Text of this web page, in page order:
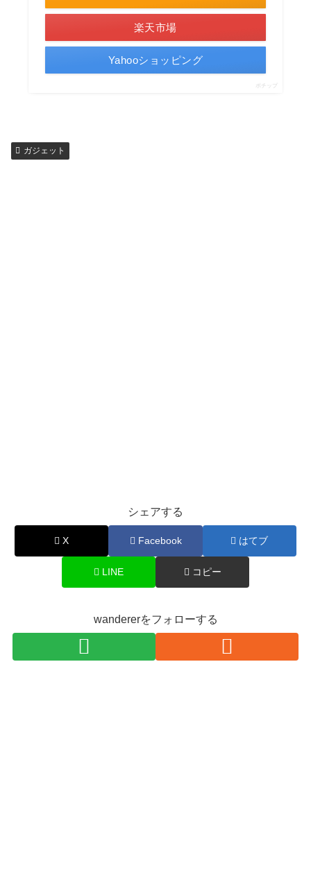
楽天市場
Yahooショッピング
ポチップ
ガジェット
シェアする
X Facebook はてブ
LINE コピー
wandererをフォローする